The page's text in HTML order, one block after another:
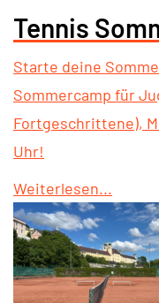
Tennis
Starte deine
Sommercamp für
Fortgeschrittene),
Uhr!
Weiterlesen...